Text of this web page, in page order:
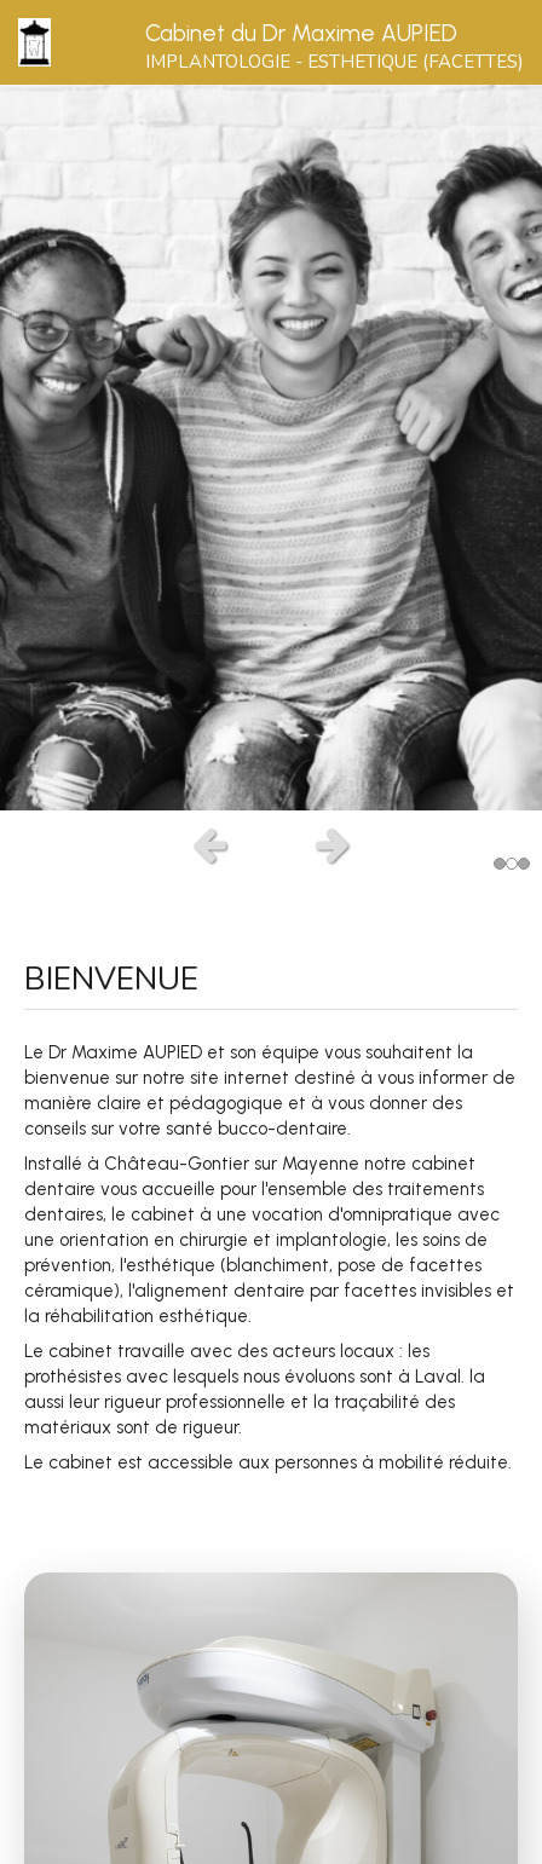
Cabinet du Dr Maxime AUPIED
IMPLANTOLOGIE - ESTHETIQUE (FACETTES)
Slide précédentSlide suivant
BIENVENUE
Le Dr Maxime AUPIED et son équipe vous souhaitent la
bienvenue sur notre site internet destiné à vous informer de
manière claire et pédagogique et à vous donner des
conseils sur votre santé bucco-dentaire.
Installé à Château-Gontier sur Mayenne notre cabinet
dentaire vous accueille pour l'ensemble des traitements
dentaires, le cabinet à une vocation d'omnipratique avec
une orientation en chirurgie et implantologie, les soins de
prévention, l'esthétique (blanchiment, pose de facettes
céramique), l'alignement dentaire par facettes invisibles et
la réhabilitation esthétique.
Le cabinet travaille avec des acteurs locaux : les
prothésistes avec lesquels nous évoluons sont à Laval. la
aussi leur rigueur professionnelle et la traçabilité des
matériaux sont de rigueur.
Le cabinet est accessible aux personnes à mobilité réduite.